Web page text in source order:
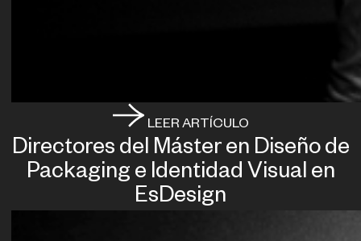
LEER ARTÍCULO
Directores del Máster en Diseño de
Packaging e Identidad Visual en
EsDesign